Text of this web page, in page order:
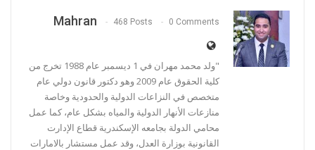
Mahran 468 Posts 0 Comments
"ولد محمد مهران في 1 ديسمبر عام 1988 تخرج من
كلية الحقوق عام 2009 وهو دكتور قانون دولي عام
متخصص في النزاعات الدولية والحدودية وخاصة
منازعات الأنهار الدولية والمياه بشكل عام، كما عمل
محامي الدولة بجامعه الإسكندرية قطاع الإدارت
القانونية بوزارة العدل، وقد عمل مستشار بالامارات